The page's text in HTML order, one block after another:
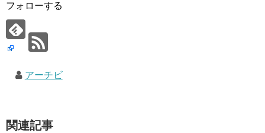
フォローする
アーチビ
関連記事